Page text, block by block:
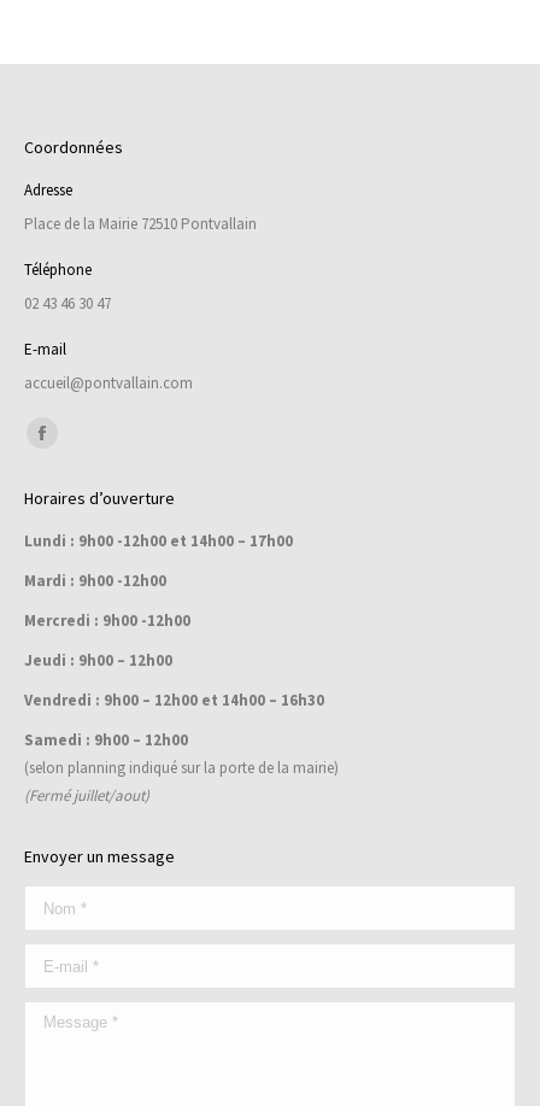
Coordonnées
Adresse
Place de la Mairie 72510 Pontvallain
Téléphone
02 43 46 30 47
E-mail
accueil@pontvallain.com
Trouvez nous sur :
opens
in
new
Horaires d’ouverture
Lundi : 9h00 -12h00 et 14h00 – 17h00
Mardi : 9h00 -12h00
Mercredi : 9h00 -12h00
Jeudi : 9h00 – 12h00
Vendredi : 9h00 – 12h00 et 14h00 – 16h30
Samedi : 9h00 – 12h00
(selon planning indiqué sur la porte de la mairie)
(Fermé juillet/aout)
Envoyer un message